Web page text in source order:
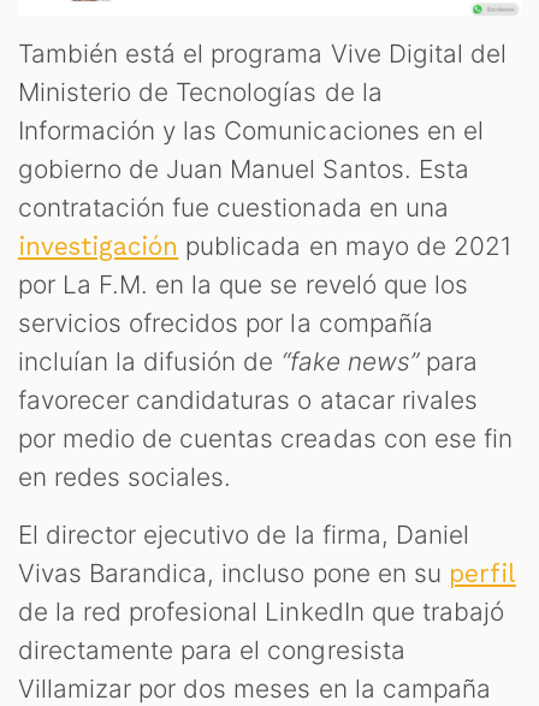
También está el programa Vive Digital del
Ministerio de Tecnologías de la
Información y las Comunicaciones en el
gobierno de Juan Manuel Santos. Esta
contratación fue cuestionada en una
investigación publicada en mayo de 2021
por La F.M. en la que se reveló que los
servicios ofrecidos por la compañía
incluían la difusión de “fake news”para
favorecer candidaturas o atacar rivales
por medio de cuentas creadas con ese fin
en redes sociales.
El director ejecutivo de la firma, Daniel
Vivas Barandica, incluso pone en su perfil
de la red profesional LinkedIn que trabajó
directamente para el congresista
Villamizar por dos meses en la campaña